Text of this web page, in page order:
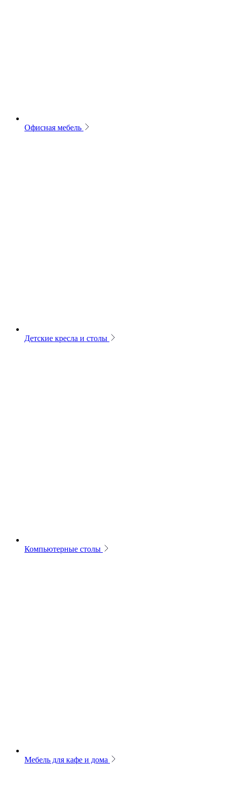
Офисная мебель
Детские кресла и столы
Компьютерные столы
Мебель для кафе и дома